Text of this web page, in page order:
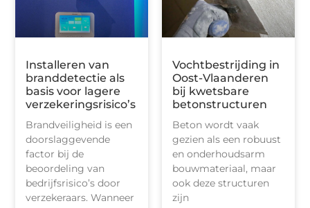
Installeren van
branddetectie als
basis voor lagere
verzekeringsrisico’s
Brandveiligheid is een
doorslaggevende
factor bij de
beoordeling van
bedrijfsrisico’s door
verzekeraars. Wanneer
Vochtbestrijding in
Oost-Vlaanderen
bij kwetsbare
betonstructuren
Beton wordt vaak
gezien als een robuust
en onderhoudsarm
bouwmateriaal, maar
ook deze structuren
zijn